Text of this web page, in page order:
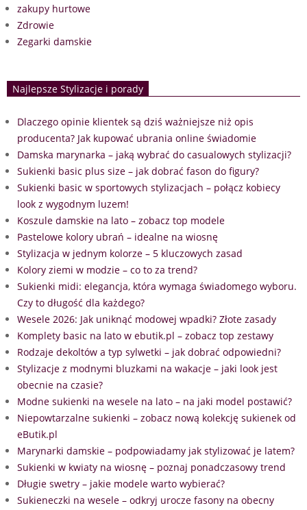
zakupy hurtowe
Zdrowie
Zegarki damskie
Najlepsze Stylizacje i porady
Dlaczego opinie klientek są dziś ważniejsze niż opis
producenta? Jak kupować ubrania online świadomie
Damska marynarka – jaką wybrać do casualowych stylizacji?
Sukienki basic plus size – jak dobrać fason do figury?
Sukienki basic w sportowych stylizacjach – połącz kobiecy
look z wygodnym luzem!
Koszule damskie na lato – zobacz top modele
Pastelowe kolory ubrań – idealne na wiosnę
Stylizacja w jednym kolorze – 5 kluczowych zasad
Kolory ziemi w modzie – co to za trend?
Sukienki midi: elegancja, która wymaga świadomego wyboru.
Czy to długość dla każdego?
Wesele 2026: Jak uniknąć modowej wpadki? Złote zasady
Komplety basic na lato w ebutik.pl – zobacz top zestawy
Rodzaje dekoltów a typ sylwetki – jak dobrać odpowiedni?
Stylizacje z modnymi bluzkami na wakacje – jaki look jest
obecnie na czasie?
Modne sukienki na wesele na lato – na jaki model postawić?
Niepowtarzalne sukienki – zobacz nową kolekcję sukienek od
eButik.pl
Marynarki damskie – podpowiadamy jak stylizować je latem?
Sukienki w kwiaty na wiosnę – poznaj ponadczasowy trend
Długie swetry – jakie modele warto wybierać?
Sukieneczki na wesele – odkryj urocze fasony na obecny